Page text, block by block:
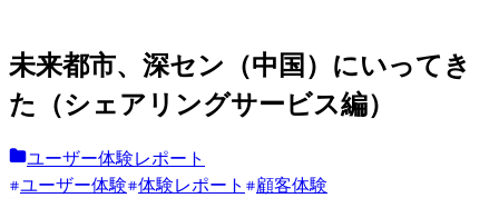
未来都市、深セン（中国）にいってき
た（シェアリングサービス編）
ユーザー体験レポート
ユーザー体験 体験レポート
顧客体験